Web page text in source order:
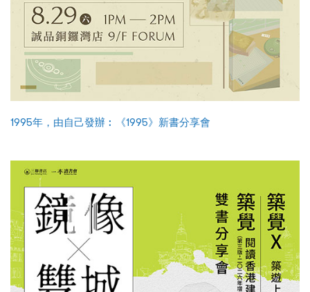
1995年，由自己發辦︰《1995》新書分享會